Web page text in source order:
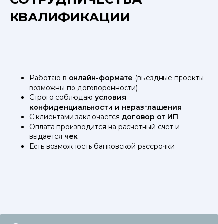
КВАЛИФИКАЦИИ
Работаю в онлайн-формате (выездные проекты
возможны по договоренности)
Строго соблюдаю условия
конфиденциальности и неразглашения
С клиентами заключается договор от ИП
Оплата производится на расчетный счет и
выдается чек
Есть возможность банковской рассрочки